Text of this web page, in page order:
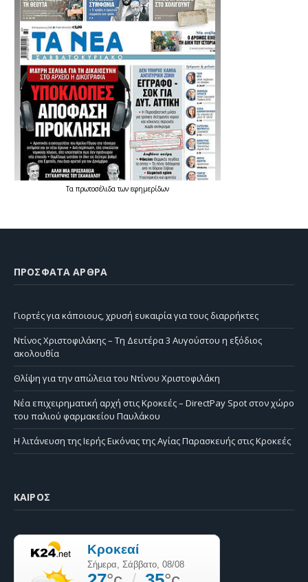
Τα πρωτοσέλιδατων εφημερίδων
ΠΡΌΣΦΑΤΑ ΆΡΘΡΑ
Γιορτές για κάποιους, χρυσή ευκαιρία για τους διαρρήκτες
Ντίνος Χριστοφιλάκης – Τη Δευτέρα 3 Αυγούστου η εξόδιος
ακολουθία
Θλίψη για την απώλεια του Ντίνου Χριστοφιλάκη
Νέα επιχειρηματική αρχή στις Κροκεές – DirectPay Spot στον χώρο
του παλιού φαρμακείου Παυλάκου
Η λιτάνευση της Ιερής Εικόνας της Αγίας Παρασκευής στις Κροκεές
ΚΑΙΡΌΣ